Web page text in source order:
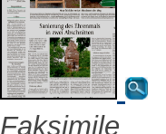
Faksimile